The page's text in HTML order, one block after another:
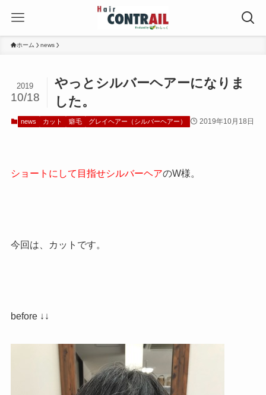
ホーム news
やっとシルバーヘアーになりま
した。
2019
10/18
news カット 癖毛 グレイヘアー（シルバーヘアー） 2019年10月18日
ショートにして目指せシルバーヘアのW様。
今回は、カットです。
before ↓↓